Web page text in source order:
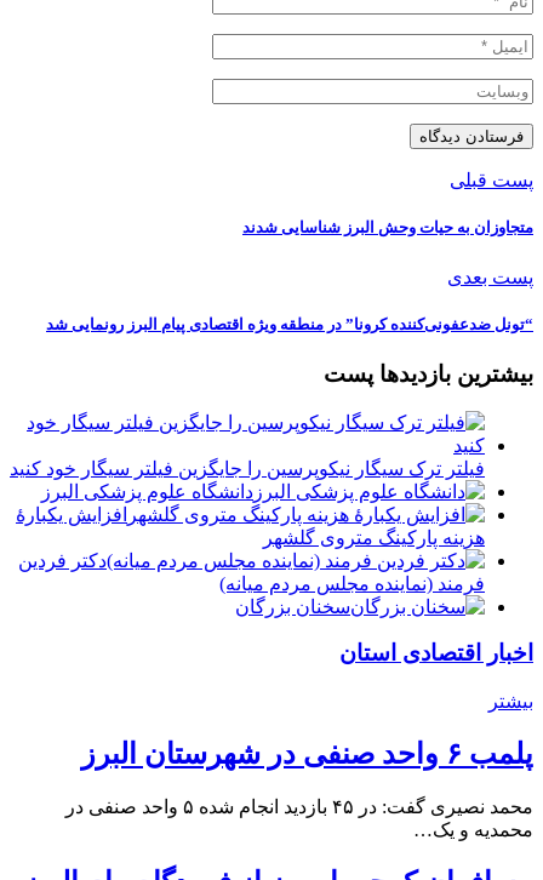
پست قبلی
متجاوزان به حیات وحش البرز شناسایی شدند
پست بعدی
“تونل ضدعفونی‌کننده کرونا” در منطقه ویژه اقتصادی پیام البرز رونمایی شد
بیشترین بازدیدها پست
فیلتر ترک سیگار نیکوپرسین را جایگزین فیلتر سیگار خود کنید
دانشگاه علوم پزشکی البرز
افزایش یکبارۀ
هزینه پارکینگ متروی گلشهر
دكتر فردين
فرمند (نماينده مجلس مردم میانه)
سخنان بزرگان
اخبار اقتصادی استان
بیشتر
پلمب ۶ واحد صنفی در شهرستان البرز
محمد نصیری گفت: در ۴۵ بازدید انجام شده ۵ واحد صنفی در
محمدیه و یک…